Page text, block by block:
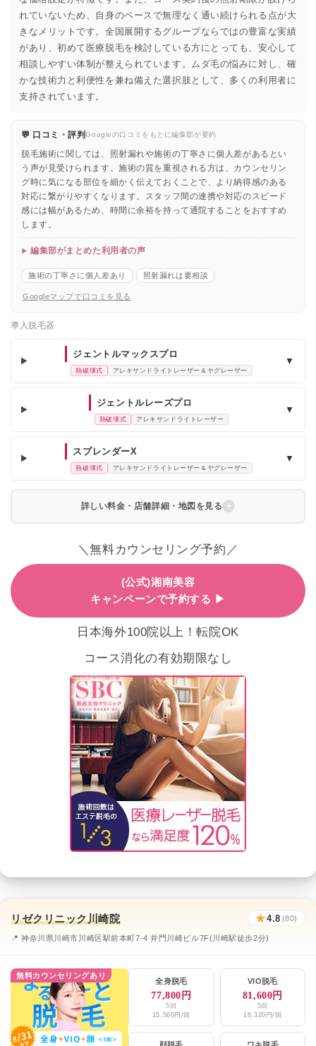
れていないため、自身のペースで無理なく通い続けられる点が大
きなメリットです。全国展開するグループならではの豊富な実績
があり、初めて医療脱毛を検討している方にとっても、安心して
相談しやすい体制が整えられています。ムダ毛の悩みに対し、確
かな技術力と利便性を兼ね備えた選択肢として、多くの利用者に
支持されています。
💬 口コミ・評判Googleの口コミをもとに編集部が要約
脱毛施術に関しては、照射漏れや施術の丁寧さに個人差があるとい
う声が見受けられます。施術の質を重視される方は、カウンセリン
グ時に気になる部位を細かく伝えておくことで、より納得感のある
対応に繋がりやすくなります。スタッフ間の連携や対応のスピード
感には幅があるため、時間に余裕を持って通院することをおすすめ
します。
編集部がまとめた利用者の声
施術の丁寧さに個人差あり 照射漏れは要相談
Googleマップで口コミを見る
導入脱毛器
ジェントルマックスプロ
熱破壊式 アレキサンドライトレーザー＆ヤグレーザー
▼
ジェントルレーズプロ
熱破壊式 アレキサンドライトレーザー
▼
スプレンダーX
熱破壊式 アレキサンドライトレーザー＆ヤグレーザー
▼
詳しい料金・店舗詳細・地図を見る
＼無料カウンセリング予約／
(公式)湘南美容
キャンペーンで予約する ▶
日本海外100院以上！転院OK
コース消化の有効期限なし
リゼクリニック川崎院 ★4.8 (80)
📍 神奈川県川崎市川崎区駅前本町7-4 井門川崎ビル7F(川崎駅徒歩2分)
無料カウンセリングあり
全身脱毛
77,800円
5回
15,560円/回
VIO脱毛
81,600円
5回
16,320円/回